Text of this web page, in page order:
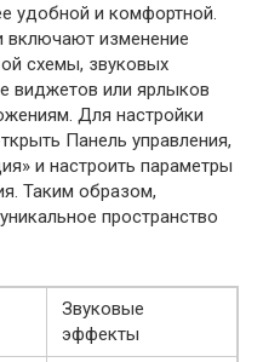
удобной и комфортной.
включают изменение
схемы, звуковых
виджетов или ярлыков
Для настройки
Панель управления,
и настроить параметры
Таким образом,
пространство
Звуковые
эффекты